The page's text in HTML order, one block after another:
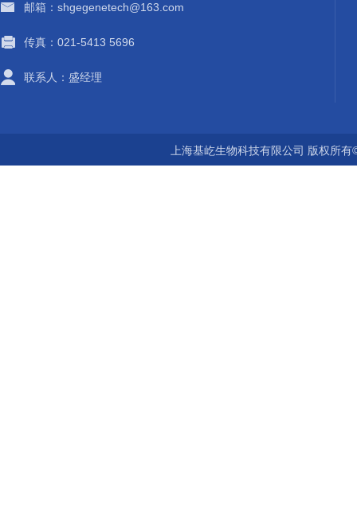
邮箱：shgegenetech@163.com
传真：021-5413 5696
联系人：盛经理
上海基屹生物科技有限公司 版权所